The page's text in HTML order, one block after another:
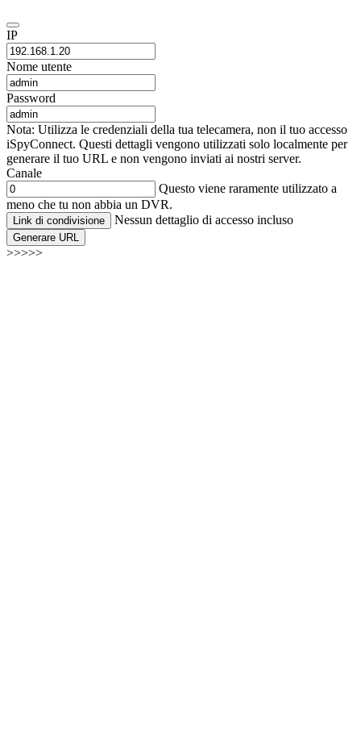
IP
Nome utente
Password
Nota: Utilizza le credenziali della tua telecamera, non il tuo accesso
iSpyConnect. Questi dettagli vengono utilizzati solo localmente per
generare il tuo URL e non vengono inviati ai nostri server.
Canale
Questo viene raramente utilizzato a
meno che tu non abbia un DVR.
Link di condivisione Nessun dettaglio di accesso incluso
Generare URL
>>>>>